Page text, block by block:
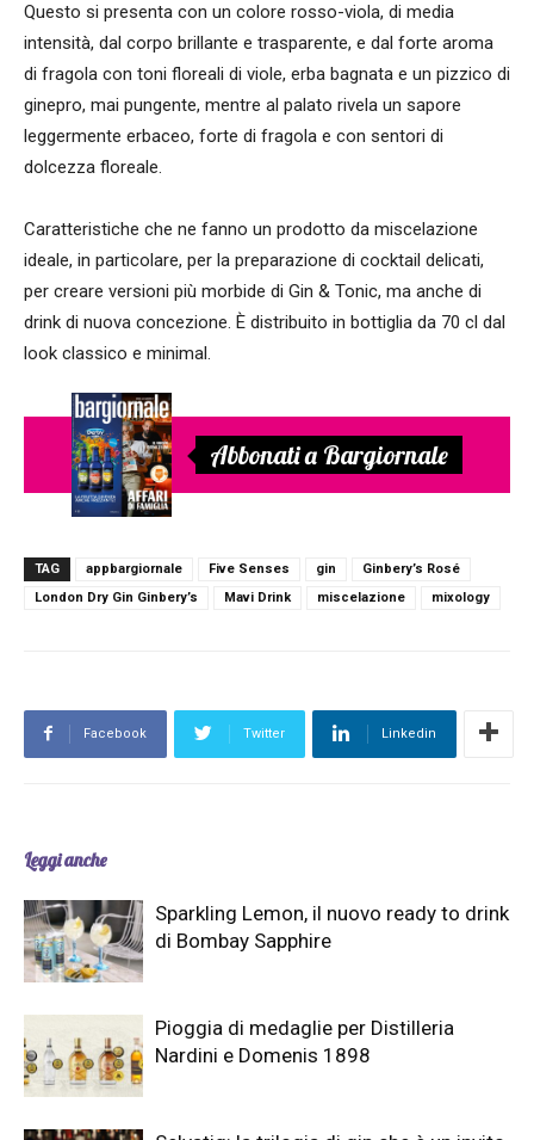
Questo si presenta con un colore rosso-viola, di media
intensità, dal corpo brillante e trasparente, e dal forte aroma
di fragola con toni floreali di viole, erba bagnata e un pizzico di
ginepro, mai pungente, mentre al palato rivela un sapore
leggermente erbaceo, forte di fragola e con sentori di
dolcezza floreale.
Caratteristiche che ne fanno un prodotto da miscelazione
ideale, in particolare, per la preparazione di cocktail delicati,
per creare versioni più morbide di Gin & Tonic, ma anche di
drink di nuova concezione. È distribuito in bottiglia da 70 cl dal
look classico e minimal.
Abbonati a Bargiornale
TAG appbargiornale Five Senses gin
Ginbery’s Rosé
London Dry Gin Ginbery’s
Mavi Drink miscelazione mixology
Facebook Twitter Linkedin
Leggi anche
Sparkling Lemon, il nuovo ready to drink
di Bombay Sapphire
Pioggia di medaglie per Distilleria
Nardini e Domenis 1898